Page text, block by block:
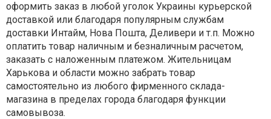
оформить заказ в любой уголок Украины курьерской
доставкой или благодаря популярным службам
доставки Интайм, Нова Пошта, Деливери и т.п. Можно
оплатить товар наличным и безналичным расчетом,
заказать с наложенным платежом. Жительницам
Харькова и области можно забрать товар
самостоятельно из любого фирменного склада-
магазина в пределах города благодаря функции
самовывоза.